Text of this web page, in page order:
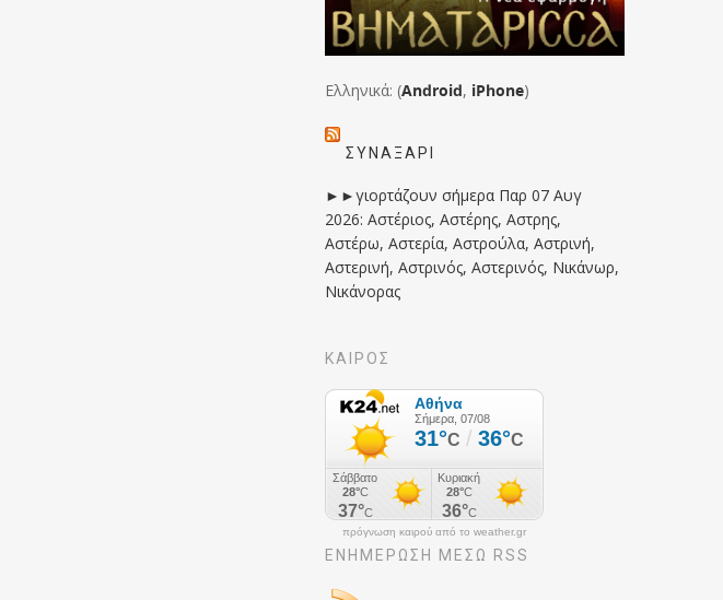
Ελληνικά: (Android, iPhone)
ΣΥΝΑΞΆΡΙ
►►γιορτάζουν σήμερα Παρ 07 Αυγ
2026: Αστέριος, Αστέρης, Αστρης,
Αστέρω, Αστερία, Αστρούλα, Αστρινή,
Αστερινή, Αστρινός, Αστερινός, Νικάνωρ,
Νικάνορας
ΚΑΙΡΟΣ
πρόγνωση καιρού από το weather.gr
ΕΝΗΜΈΡΩΣΉ ΜΕΣΩ RSS